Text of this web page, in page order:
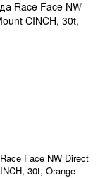
Face NW Direct
30t, Orange